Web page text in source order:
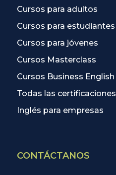
Cursos para adultos
Cursos para estudiantes
Cursos para jóvenes
Cursos Masterclass
Cursos Business English
Todas las certificaciones
Inglés para empresas
CONTÁCTANOS